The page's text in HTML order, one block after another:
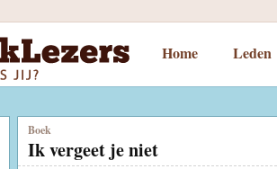
Home Leden
Boek
Ik vergeet je niet